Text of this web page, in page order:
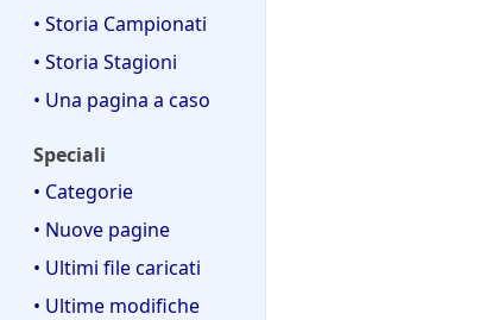
• Storia Campionati
• Storia Stagioni
• Una pagina a caso
Speciali
• Categorie
• Nuove pagine
• Ultimi file caricati
• Ultime modifiche